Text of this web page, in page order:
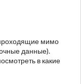
мимо
данные).
в какие